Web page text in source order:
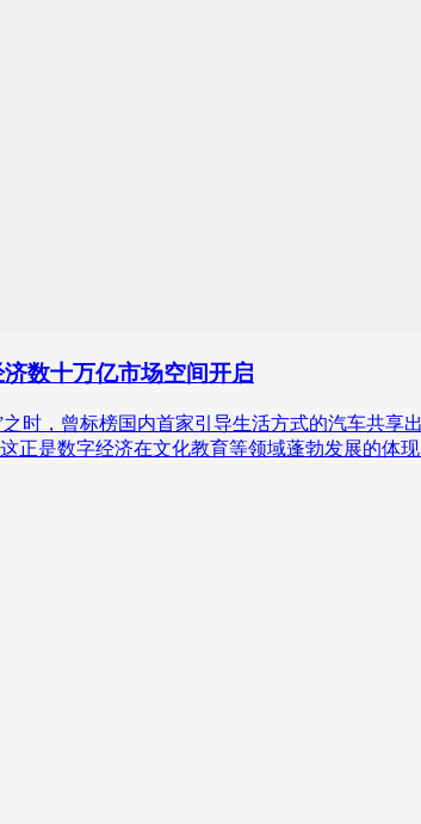
数十万亿市场空间开启
时，曾标榜国内首家引导生活方式的汽车共
正是数字经济在文化教育等领域蓬勃发展的体现